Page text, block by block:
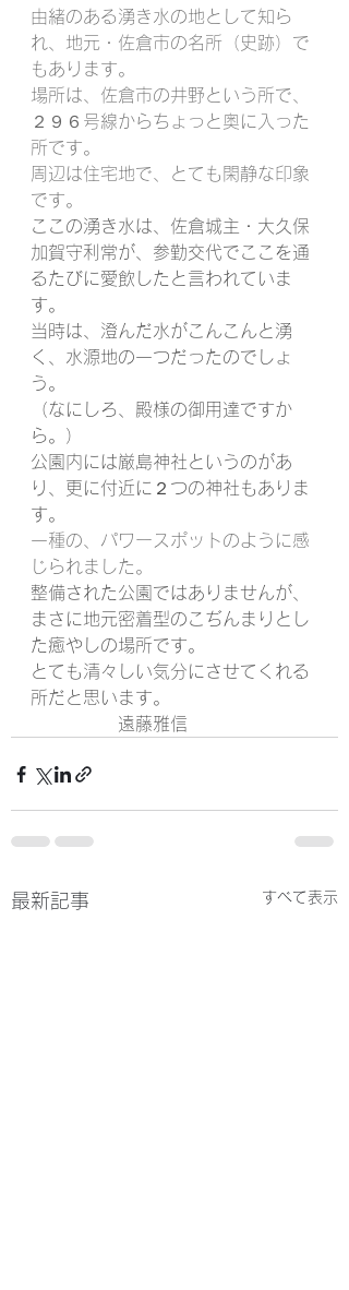
由緒のある湧き水の地として知ら
れ、地元・佐倉市の名所（史跡）で
もあります。
場所は、佐倉市の井野という所で、
２９６号線からちょっと奥に入った
所です。
周辺は住宅地で、とても閑静な印象
です。
ここの湧き水は、佐倉城主・大久保
加賀守利常が、参勤交代でここを通
るたびに愛飲したと言われていま
す。
当時は、澄んだ水がこんこんと湧
く、水源地の一つだったのでしょ
う。
（なにしろ、殿様の御用達ですか
ら。）
公園内には厳島神社というのがあ
り、更に付近に２つの神社もありま
す。
一種の、パワースポットのように感
じられました。
整備された公園ではありませんが、
まさに地元密着型のこぢんまりとし
た癒やしの場所です。
とても清々しい気分にさせてくれる
所だと思います。
遠藤雅信
最新記事 すべて表示